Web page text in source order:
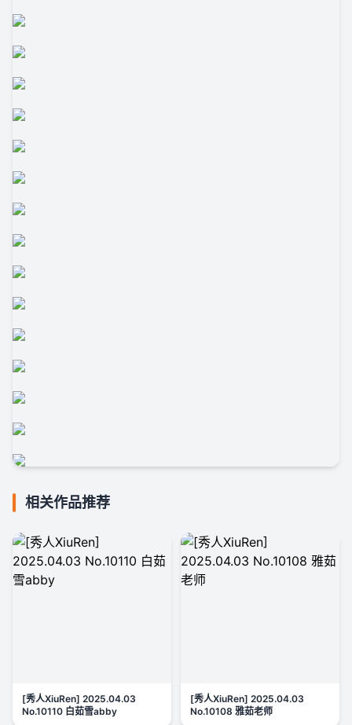
相关作品推荐
[秀人XiuRen] 2025.04.03
No.10110 白茹雪abby
[秀人XiuRen] 2025.04.03
No.10108 雅茹老师